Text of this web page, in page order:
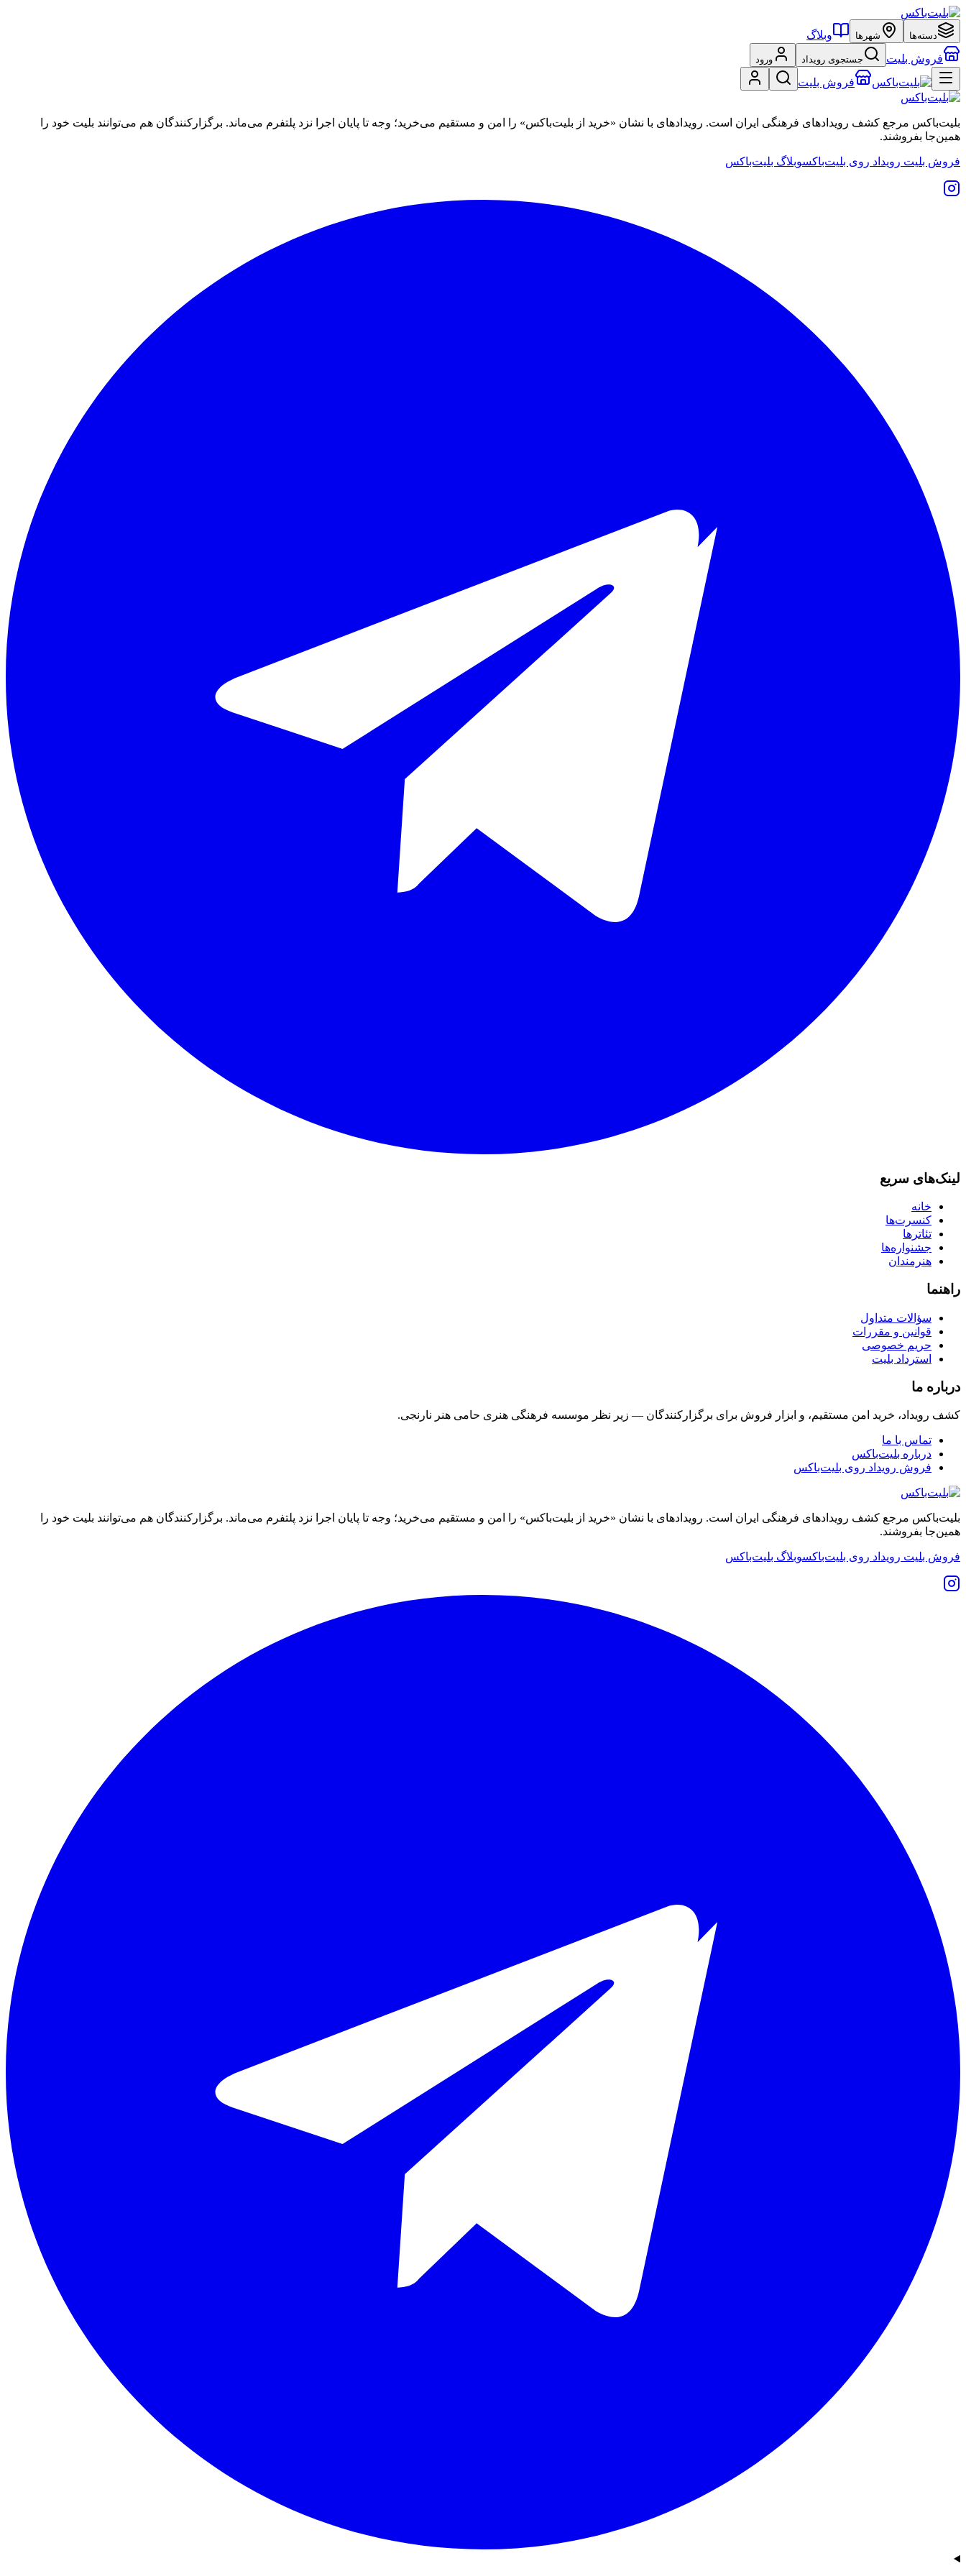
دسته‌ها شهرها
وبلاگ
فروش بلیت
جستجوی رویداد ورود
فروش بلیت
بلیت‌باکس مرجع کشف رویدادهای فرهنگی ایران است. رویدادهای با نشان «خرید از بلیت‌باکس» را امن و مستقیم می‌خرید؛ وجه تا پایان اجرا نزد پلتفرم می‌ماند. برگزارکنندگان هم می‌توانند بلیت خود را
همین‌جا بفروشند.
فروش بلیت رویداد روی بلیت‌باکسوبلاگ بلیت‌باکس
لینک‌های سریع
خانه
کنسرت‌ها
تئاترها
جشنواره‌ها
هنرمندان
راهنما
سؤالات متداول
قوانین و مقررات
حریم خصوصی
استرداد بلیت
درباره ما
کشف رویداد، خرید امن مستقیم، و ابزار فروش برای برگزارکنندگان — زیر نظر موسسه فرهنگی هنری حامی هنر نارنجی.
تماس با ما
درباره بلیت‌باکس
فروش رویداد روی بلیت‌باکس
بلیت‌باکس مرجع کشف رویدادهای فرهنگی ایران است. رویدادهای با نشان «خرید از بلیت‌باکس» را امن و مستقیم می‌خرید؛ وجه تا پایان اجرا نزد پلتفرم می‌ماند. برگزارکنندگان هم می‌توانند بلیت خود را
همین‌جا بفروشند.
فروش بلیت رویداد روی بلیت‌باکسوبلاگ بلیت‌باکس